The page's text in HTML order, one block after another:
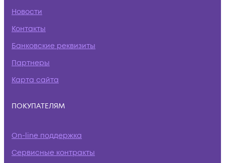
Новости
Контакты
Банковские реквизиты
Партнеры
Карта сайта
ПОКУПАТЕЛЯМ
On-line поддержка
Сервисные контракты